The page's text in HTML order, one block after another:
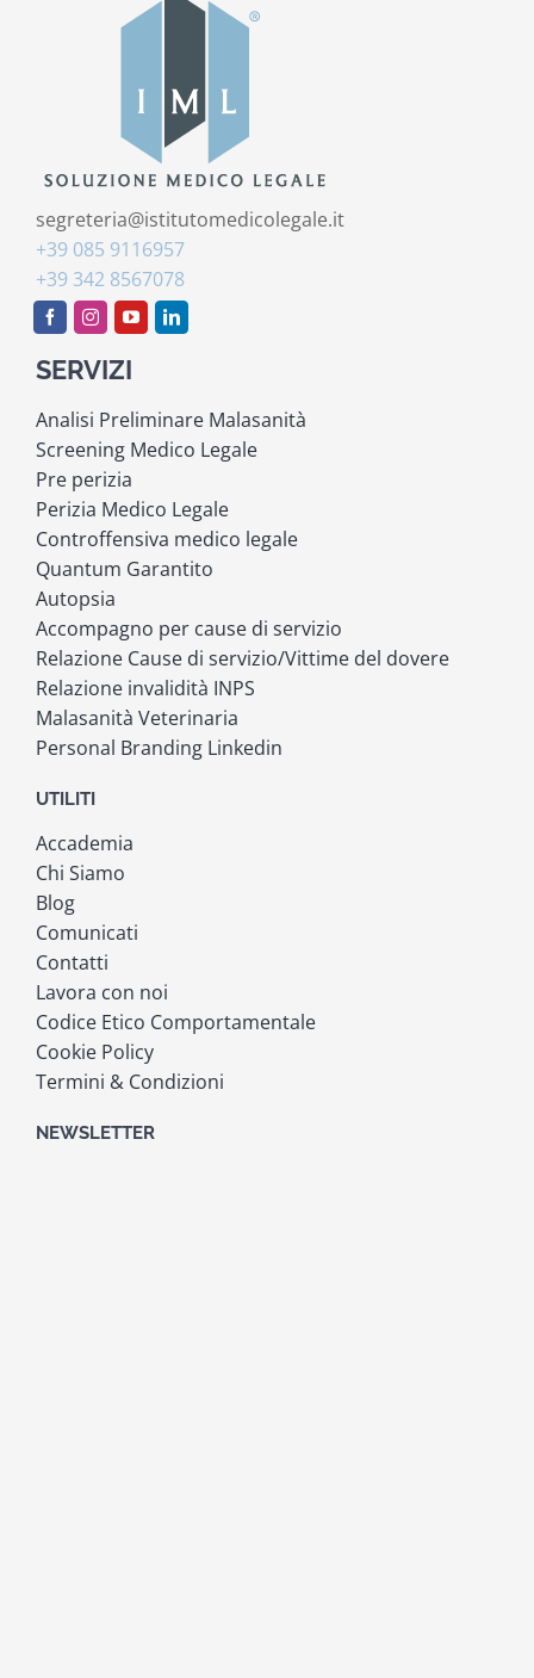
segreteria@istitutomedicolegale.it
+39 085 9116957
+39 342 8567078
SERVIZI
Analisi Preliminare Malasanità
Screening Medico Legale
Pre perizia
Perizia Medico Legale
Controffensiva medico legale
Quantum Garantito
Autopsia
Accompagno per cause di servizio
Relazione Cause di servizio/Vittime del dovere
Relazione invalidità INPS
Malasanità Veterinaria
Personal Branding Linkedin
UTILITI
Accademia
Chi Siamo
Blog
Comunicati
Contatti
Lavora con noi
Codice Etico Comportamentale
Cookie Policy
Termini & Condizioni
NEWSLETTER